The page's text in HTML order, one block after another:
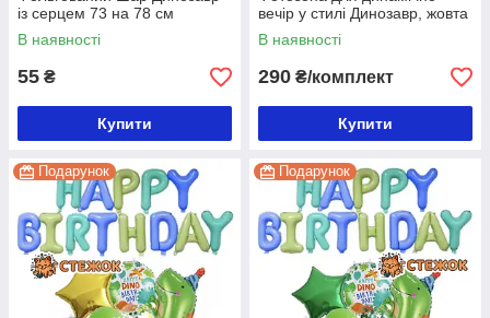
із серцем 73 на 78 см
В наявності
55 ₴
Купити
вечір у стилі Динозавр, жовта
В наявності
290 ₴/комплект
Купити
Подарунок Подарунок